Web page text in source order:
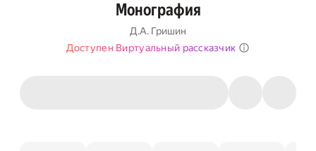
Монография
Д.А. Гришин
Доступен Виртуальный рассказчик